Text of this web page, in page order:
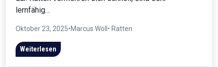
lernfähig…
Oktober 23, 2025•Marcus Wöll • Ratten
Weiterlesen